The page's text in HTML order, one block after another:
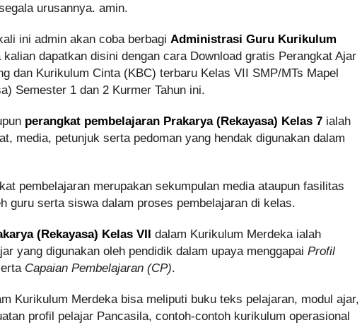
urusannya. amin.
ini admin akan coba berbagi Administrasi Guru Kurikulum
dapatkan disini dengan cara Download gratis Perangkat Ajar
dan Kurikulum Cinta (KBC) terbaru Kelas VII SMP/MTs Mapel
Semester 1 dan 2 Kurmer Tahun ini.
perangkat pembelajaran Prakarya (Rekayasa) Kelas 7 ialah
media, petunjuk serta pedoman yang hendak digunakan dalam
pembelajaran merupakan sekumpulan media ataupun fasilitas
guru serta siswa dalam proses pembelajaran di kelas.
(Rekayasa) Kelas VII dalam Kurikulum Merdeka ialah
yang digunakan oleh pendidik dalam upaya menggapai Profil
Capaian Pembelajaran (CP).
Kurikulum Merdeka bisa meliputi buku teks pelajaran, modul ajar,
profil pelajar Pancasila, contoh-contoh kurikulum operasional